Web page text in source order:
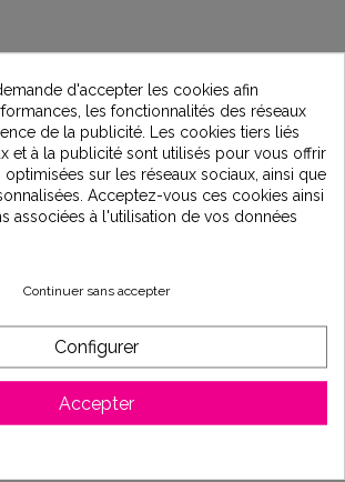
Cintropur 131/25 pour une filtration
50 microns. Idéal pour protéger vos
le sable, la rouille et autres particules en
avec les filtres Cintropur de la série
polypropylène
d'accepter les cookies afin
les fonctionnalités des réseaux
de la publicité. Les cookies tiers liés
et à la publicité sont utilisés pour vous offrir
sur les réseaux sociaux, ainsi que
Acceptez-vous ces cookies ainsi
associées à l'utilisation de vos données
Continuer sans accepter
Configurer
Accepter